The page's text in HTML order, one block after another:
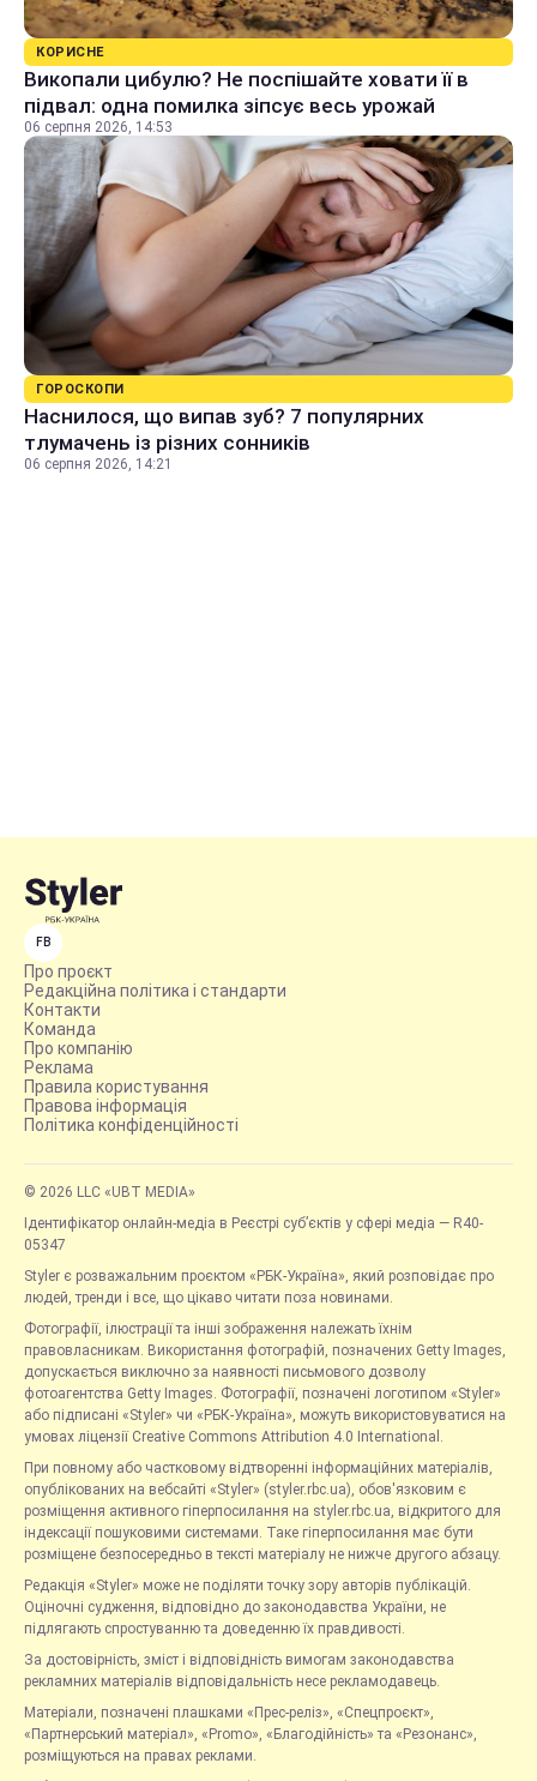
КОРИСНЕ
Викопали цибулю? Не поспішайте ховати її в
підвал: одна помилка зіпсує весь урожай
06 серпня 2026, 14:53
ГОРОСКОПИ
Наснилося, що випав зуб? 7 популярних
тлумачень із різних сонників
06 серпня 2026, 14:21
FB
Про проєкт
Редакційна політика і стандарти
Контакти
Команда
Про компанію
Реклама
Правила користування
Правова інформація
Політика конфіденційності
© 2026 LLC «UBT MEDIA»
Ідентифікатор онлайн-медіа в Реєстрі суб’єктів у сфері медіа — R40-
05347
Styler є розважальним проєктом «РБК-Україна», який розповідає про
людей, тренди і все, що цікаво читати поза новинами.
Фотографії, ілюстрації та інші зображення належать їхнім
правовласникам. Використання фотографій, позначених Getty Images,
допускається виключно за наявності письмового дозволу
фотоагентства Getty Images. Фотографії, позначені логотипом «Styler»
або підписані «Styler» чи «РБК-Україна», можуть використовуватися на
умовах ліцензії Creative Commons Attribution 4.0 International.
При повному або частковому відтворенні інформаційних матеріалів,
опублікованих на вебсайті «Styler» (styler.rbc.ua), обов'язковим є
розміщення активного гіперпосилання на styler.rbc.ua, відкритого для
індексації пошуковими системами. Таке гіперпосилання має бути
розміщене безпосередньо в тексті матеріалу не нижче другого абзацу.
Редакція «Styler» може не поділяти точку зору авторів публікацій.
Оціночні судження, відповідно до законодавства України, не
підлягають спростуванню та доведенню їх правдивості.
За достовірність, зміст і відповідність вимогам законодавства
рекламних матеріалів відповідальність несе рекламодавець.
Матеріали, позначені плашками «Прес-реліз», «Спецпроєкт»,
«Партнерський матеріал», «Promo», «Благодійність» та «Резонанс»,
розміщуються на правах реклами.